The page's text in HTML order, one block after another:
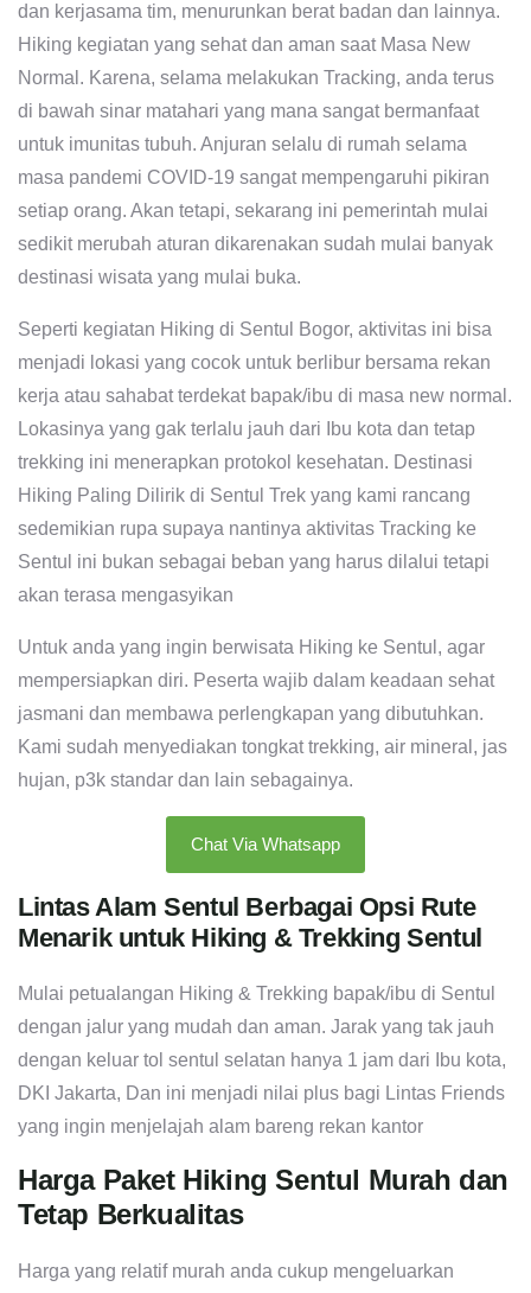
dan kerjasama tim, menurunkan berat badan dan lainnya.
Hiking kegiatan yang sehat dan aman saat Masa New
Normal. Karena, selama melakukan Tracking, anda terus
di bawah sinar matahari yang mana sangat bermanfaat
untuk imunitas tubuh. Anjuran selalu di rumah selama
masa pandemi COVID-19 sangat mempengaruhi pikiran
setiap orang. Akan tetapi, sekarang ini pemerintah mulai
sedikit merubah aturan dikarenakan sudah mulai banyak
destinasi wisata yang mulai buka.
Seperti kegiatan Hiking di Sentul Bogor, aktivitas ini bisa
menjadi lokasi yang cocok untuk berlibur bersama rekan
kerja atau sahabat terdekat bapak/ibu di masa new normal.
Lokasinya yang gak terlalu jauh dari Ibu kota dan tetap
trekking ini menerapkan protokol kesehatan. Destinasi
Hiking Paling Dilirik di Sentul Trek yang kami rancang
sedemikian rupa supaya nantinya aktivitas Tracking ke
Sentul ini bukan sebagai beban yang harus dilalui tetapi
akan terasa mengasyikan
Untuk anda yang ingin berwisata Hiking ke Sentul, agar
mempersiapkan diri. Peserta wajib dalam keadaan sehat
jasmani dan membawa perlengkapan yang dibutuhkan.
Kami sudah menyediakan tongkat trekking, air mineral, jas
hujan, p3k standar dan lain sebagainya.
Chat Via Whatsapp
Lintas Alam Sentul Berbagai Opsi Rute
Menarik untuk Hiking & Trekking Sentul
Mulai petualangan Hiking & Trekking bapak/ibu di Sentul
dengan jalur yang mudah dan aman. Jarak yang tak jauh
dengan keluar tol sentul selatan hanya 1 jam dari Ibu kota,
DKI Jakarta, Dan ini menjadi nilai plus bagi Lintas Friends
yang ingin menjelajah alam bareng rekan kantor
Harga Paket Hiking Sentul Murah dan
Tetap Berkualitas
Harga yang relatif murah anda cukup mengeluarkan